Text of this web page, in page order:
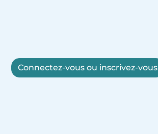
Connectez-vous ou inscrivez-vous